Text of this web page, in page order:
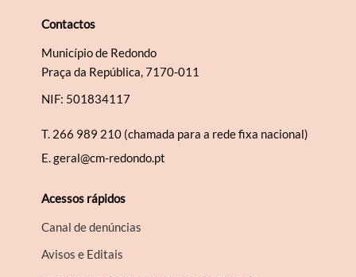
Contactos
Município de Redondo
Praça da República, 7170-011
NIF: 501834117
T. 266 989 210 (chamada para a rede fixa nacional)
E.geral@cm-redondo.pt
Acessos rápidos
Canal de denúncias
Avisos e Editais